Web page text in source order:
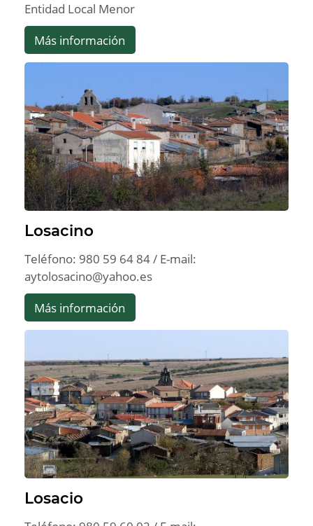
Entidad Local Menor
Más información
Losacino
Teléfono: 980 59 64 84 / E-mail:
aytolosacino@yahoo.es
Más información
Losacio